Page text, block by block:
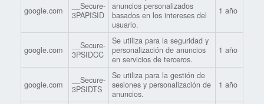
google.com
__Secure-
3PAPISID
anuncios personalizados
basados en los intereses del
usuario.
1 año
google.com
__Secure-
3PSIDCC
Se utiliza para la seguridad y
personalización de anuncios
en servicios de terceros.
1 año
google.com
__Secure-
3PSIDTS
Se utiliza para la gestión de
sesiones y personalización de
anuncios.
1 año